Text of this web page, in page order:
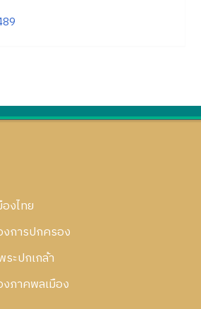
งไทย
งการปกครอง
ะปกเกล้า
ภาคพลเมือง